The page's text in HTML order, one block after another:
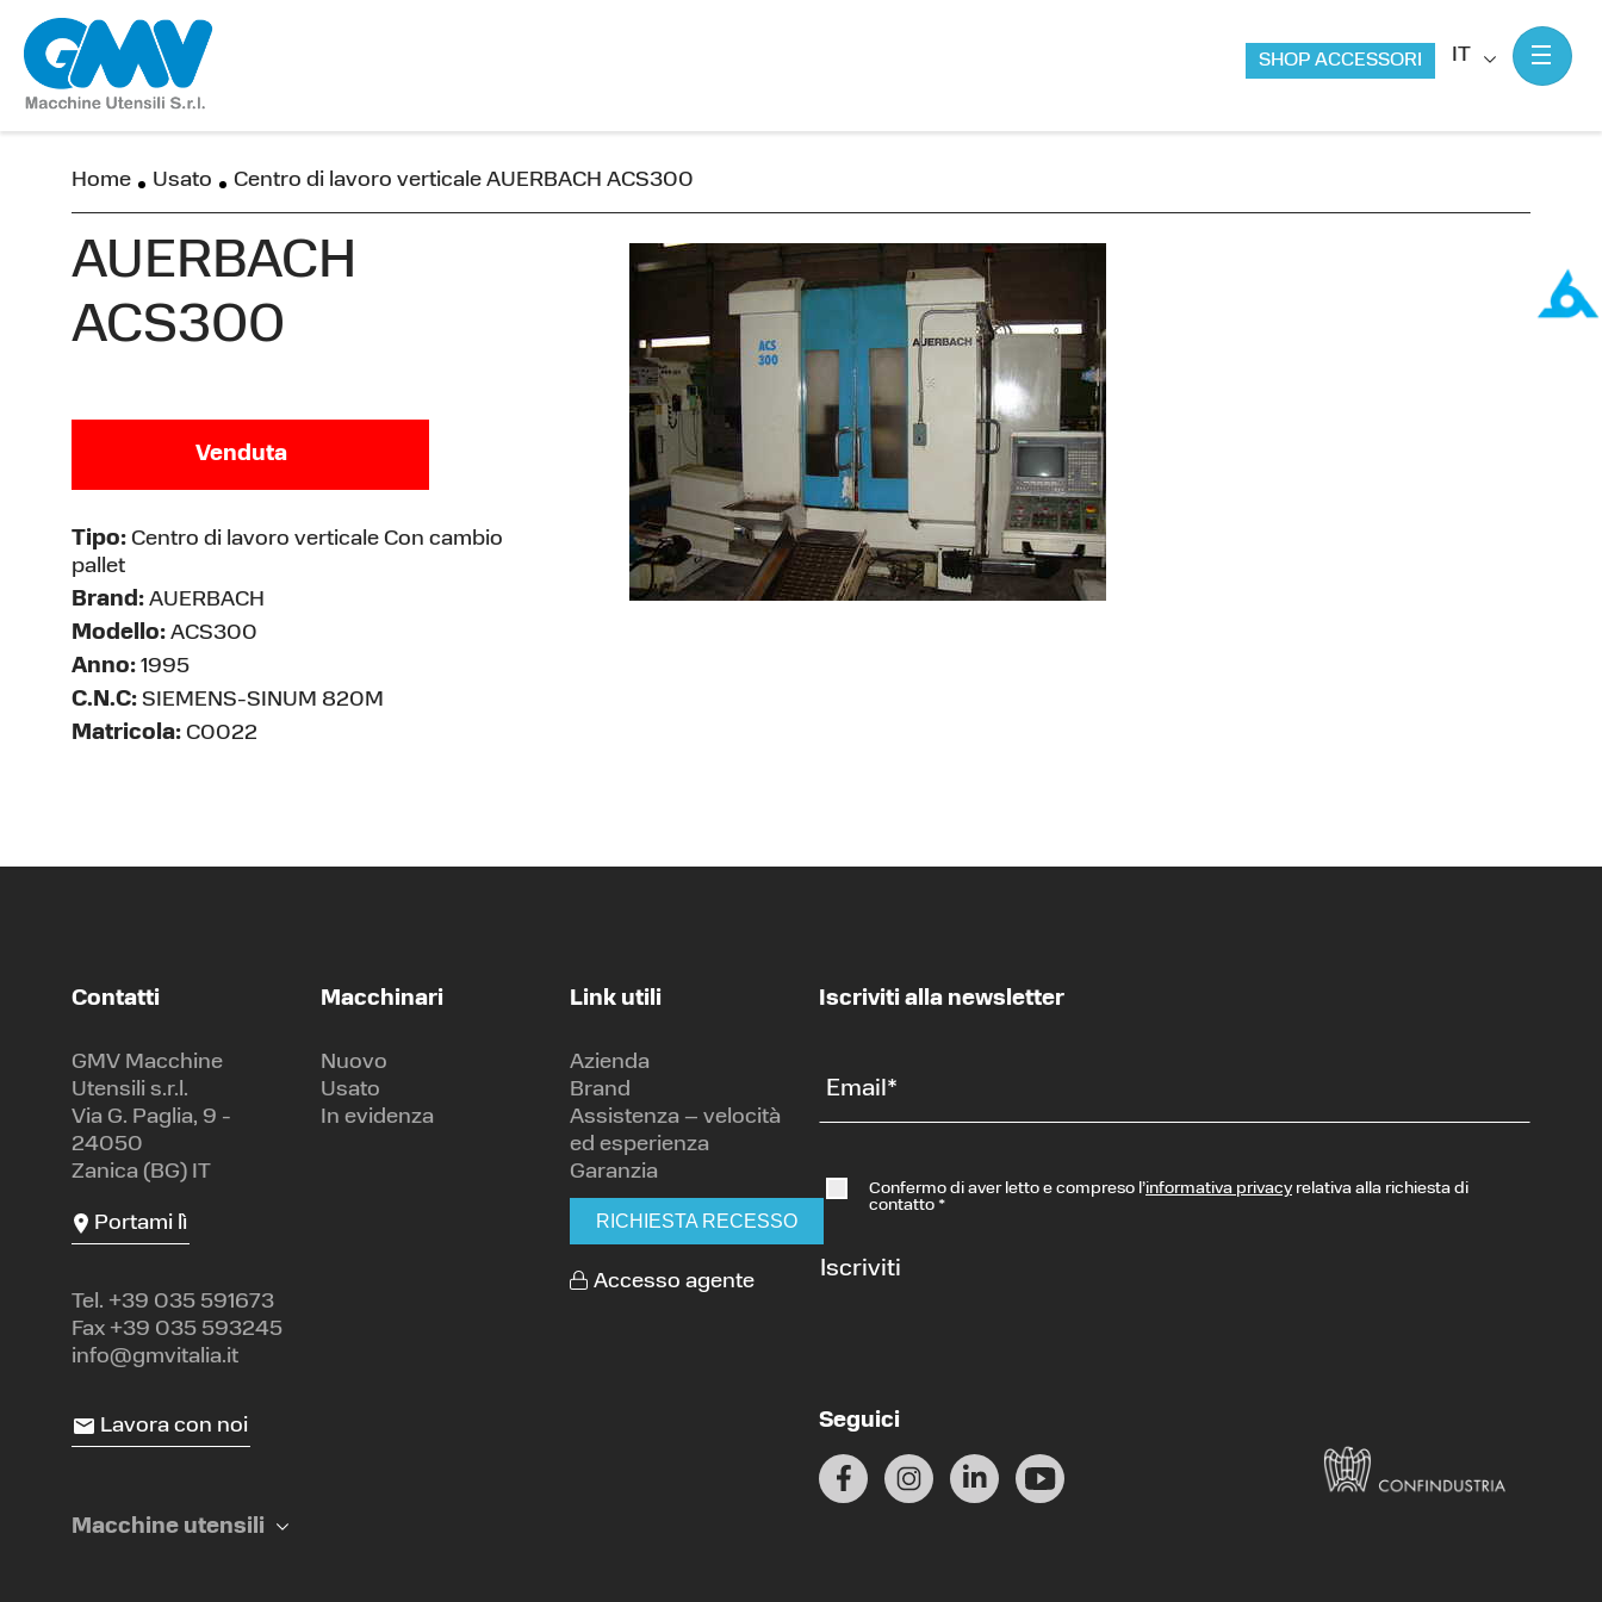
IT
SHOP ACCESSORI
Home Usato Centro di lavoro verticale AUERBACH ACS300
AUERBACH
ACS300
Venduta
Tipo: Centro di lavoro verticale Con cambio
pallet
Brand: AUERBACH
Modello: ACS300
Anno: 1995
C.N.C: SIEMENS-SINUM 820M
Matricola: C0022
Contatti
GMV Macchine
Utensili s.r.l.
Via G. Paglia, 9 -
24050
Zanica (BG) IT
Portami lì
Tel. +39 035 591673
Fax +39 035 593245
info@gmvitalia.it
Lavora con noi
Macchinari
Nuovo
Usato
In evidenza
Link utili
Azienda
Brand
Assistenza – velocità
ed esperienza
Garanzia
RICHIESTA RECESSO
Accesso agente
Iscriviti alla newsletter
Email*
Confermo di aver letto e compreso l’informativa privacyrelativa alla richiesta di
contatto *
Iscriviti
Seguici
Macchine utensili